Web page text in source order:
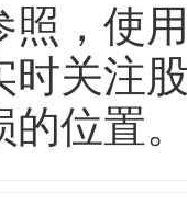
照，使
时关注
的位